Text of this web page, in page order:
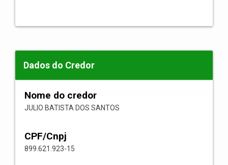
Dados do Credor
Nome do credor
JULIO BATISTA DOS SANTOS
CPF/Cnpj
899.621.923-15